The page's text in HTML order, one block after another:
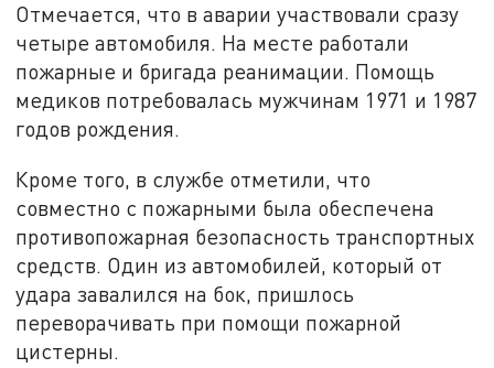
Отмечается, что в аварии участвовали сразу
четыре автомобиля. На месте работали
пожарные и бригада реанимации. Помощь
медиков потребовалась мужчинам 1971 и 1987
годов рождения.
Кроме того, в службе отметили, что
совместно с пожарными была обеспечена
противопожарная безопасность транспортных
средств. Один из автомобилей, который от
удара завалился на бок, пришлось
переворачивать при помощи пожарной
цистерны.